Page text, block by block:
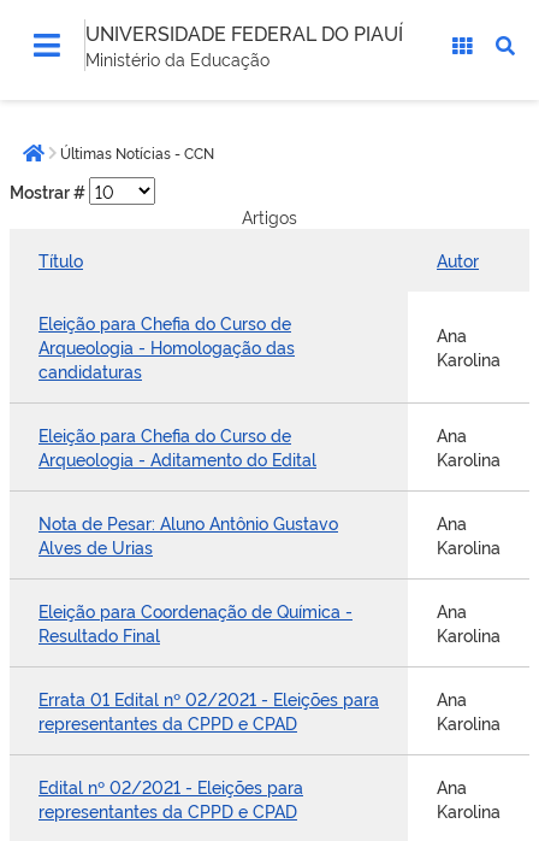
UNIVERSIDADE FEDERAL DO PIAUÍ
Ministério da Educação
estáPágina inicial
Últimas Notícias - CCN
Mostrar #
Artigos
Título
Autor
Eleição para Chefia do Curso de
Arqueologia - Homologação das
candidaturas
Ana
Karolina
Eleição para Chefia do Curso de
Arqueologia - Aditamento do Edital
Ana
Karolina
Nota de Pesar: Aluno Antônio Gustavo
Alves de Urias
Ana
Karolina
Eleição para Coordenação de Química -
Resultado Final
Ana
Karolina
Errata 01 Edital nº 02/2021 - Eleições para
representantes da CPPD e CPAD
Ana
Karolina
Edital nº 02/2021 - Eleições para
representantes da CPPD e CPAD
Ana
Karolina